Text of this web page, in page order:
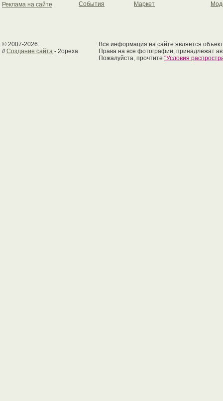
Реклама на сайте
События
Маркет
© 2007-2026.
//Создание сайта - 2opexa
Вся информация на сайте является
Права на все фотографии, принадлежат
Пожалуйста, прочтите "Условия